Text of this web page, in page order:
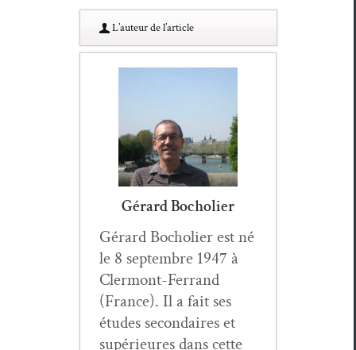
L’au­teur de l’article
Gérard Bocholier
Gérard Bocholi­er est né
le 8 sep­tem­bre 1947 à
Cler­mont-Fer­rand
(France). Il a fait ses
études sec­ondaires et
supérieures dans cette